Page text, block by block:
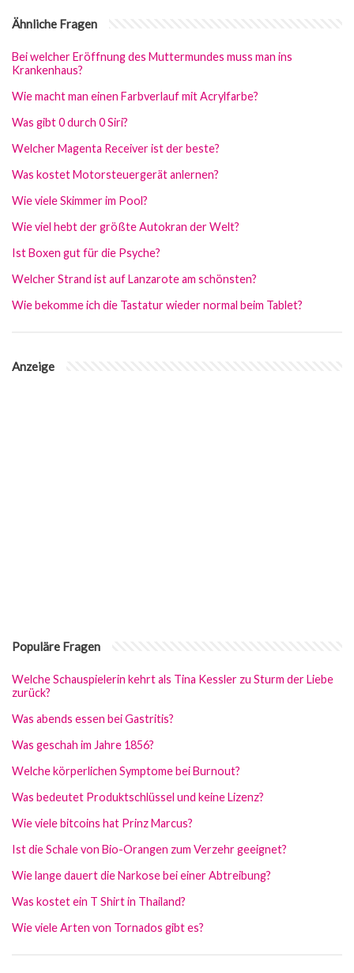
Ähnliche Fragen
Bei welcher Eröffnung des Muttermundes muss man ins
Krankenhaus?
Wie macht man einen Farbverlauf mit Acrylfarbe?
Was gibt 0 durch 0 Siri?
Welcher Magenta Receiver ist der beste?
Was kostet Motorsteuergerät anlernen?
Wie viele Skimmer im Pool?
Wie viel hebt der größte Autokran der Welt?
Ist Boxen gut für die Psyche?
Welcher Strand ist auf Lanzarote am schönsten?
Wie bekomme ich die Tastatur wieder normal beim Tablet?
Anzeige
Populäre Fragen
Welche Schauspielerin kehrt als Tina Kessler zu Sturm der Liebe
zurück?
Was abends essen bei Gastritis?
Was geschah im Jahre 1856?
Welche körperlichen Symptome bei Burnout?
Was bedeutet Produktschlüssel und keine Lizenz?
Wie viele bitcoins hat Prinz Marcus?
Ist die Schale von Bio-Orangen zum Verzehr geeignet?
Wie lange dauert die Narkose bei einer Abtreibung?
Was kostet ein T Shirt in Thailand?
Wie viele Arten von Tornados gibt es?